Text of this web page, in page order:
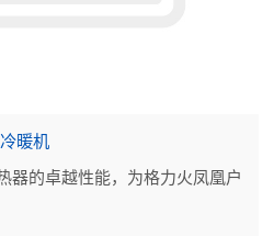
暖机
器的卓越性能，为格力火凤凰户